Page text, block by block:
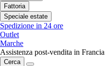
Fattoria
Speciale estate
Spedizione in 24 ore
Outlet
Marche
Assistenza post-vendita in Francia
Cerca